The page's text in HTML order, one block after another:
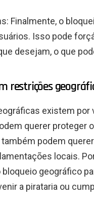
Finalmente, o
Isso pode
desejam, o que
restrições
existem por
querer proteger
podem
locais.
geográfico
a pirataria ou